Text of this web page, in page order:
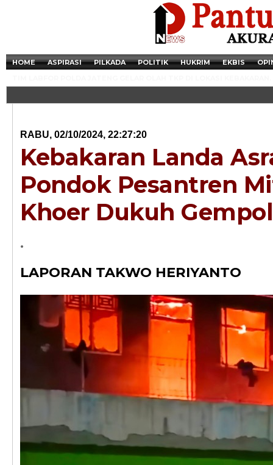
HOME ASPIRASI PILKADA POLITIK HUKRIM EKBIS
RABU, 02/10/2024, 22:27:20
Kebakaran Landa
Pondok Pesantren
Khoer Dukuh Gempol
.
LAPORAN TAKWO HERIYANTO